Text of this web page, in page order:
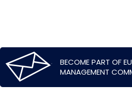
BECOME PART OF
MANAGEMENT